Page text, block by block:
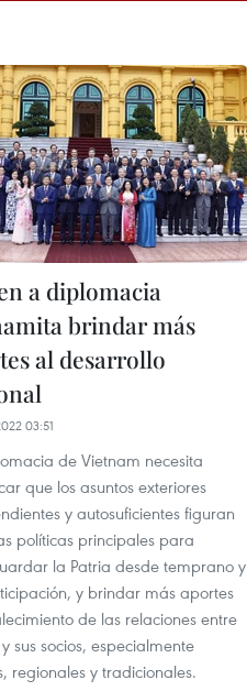
a diplomacia
brindar más
al desarrollo
03:51
de Vietnam necesita
que los asuntos exteriores
y autosuficientes figuran
políticas principales para
la Patria desde temprano y
y brindar más aportes
de las relaciones entre
sus socios, especialmente
regionales y tradicionales.